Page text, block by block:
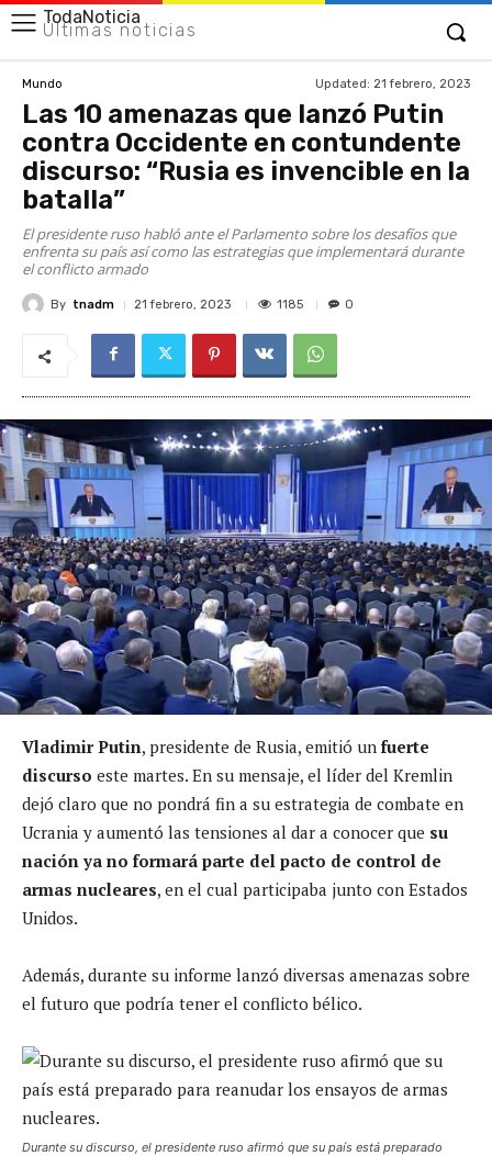
TodaNoticia
Últimas noticias
Mundo Updated: 21 febrero, 2023
Las 10 amenazas que lanzó Putin
contra Occidente en contundente
discurso: “Rusia es invencible en la
batalla”
El presidente ruso habló ante el Parlamento sobre los desafíos que
enfrenta su país así como las estrategias que implementará durante
el conflicto armado
By tnadm 21 febrero, 2023 1185 0
Vladimir Putin, presidente de Rusia, emitió un fuerte
discurso este martes. En su mensaje, el líder del Kremlin
dejó claro que no pondrá fin a su estrategia de combate en
Ucrania y aumentó las tensiones al dar a conocer que su
nación ya no formará parte del pacto de control de
armas nucleares, en el cual participaba junto con Estados
Unidos.
Además, durante su informe lanzó diversas amenazas sobre
el futuro que podría tener el conflicto bélico.
Durante su discurso, el presidente ruso afirmó que su país está preparado